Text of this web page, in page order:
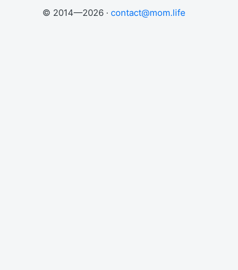
© 2014—2026 · contact@mom.life